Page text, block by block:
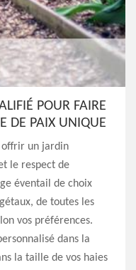
POUR FAIRE
DE PAIX UNIQUE
offrir un jardin
le respect de
éventail de choix
de toutes les
vos préférences.
dans la
la taille de vos haies